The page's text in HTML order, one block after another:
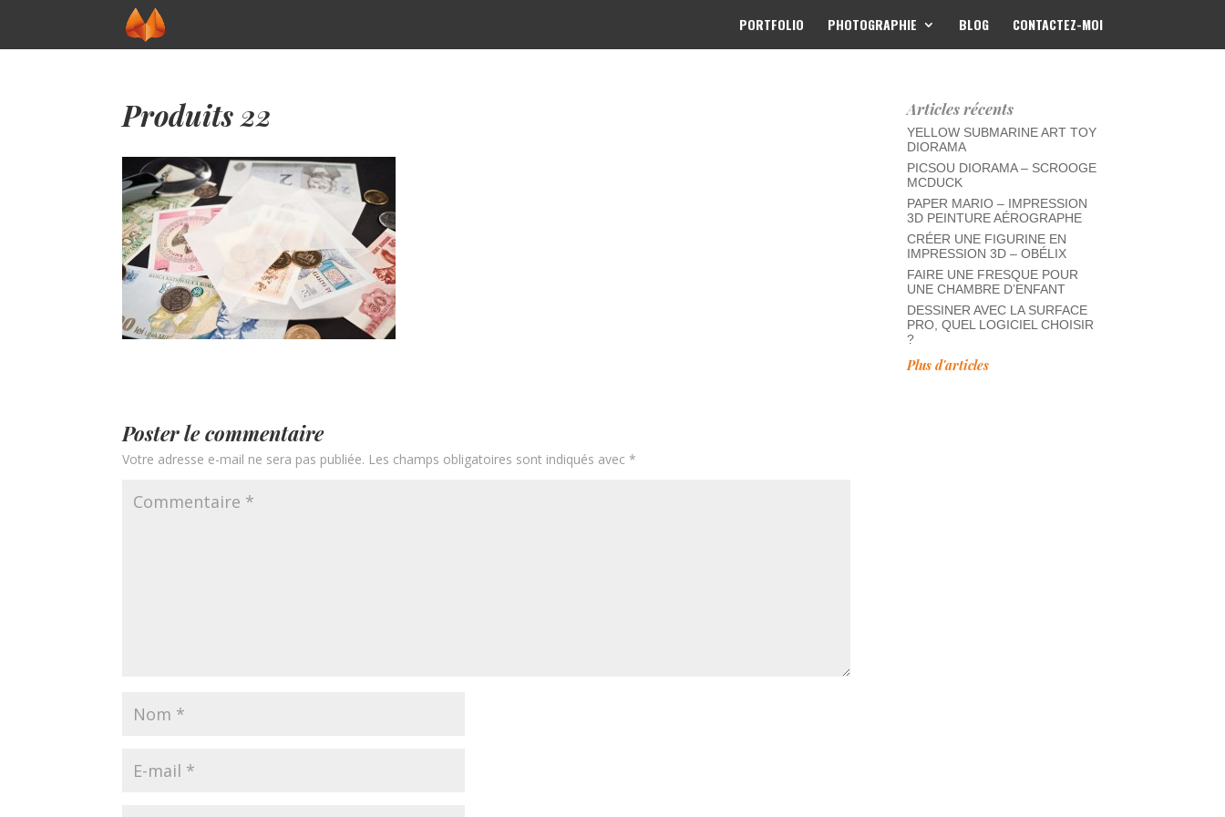
PORTFOLIO PHOTOGRAPHIE BLOG CONTACTEZ-MOI
Produits 22
Poster le commentaire
Votre adresse e-mail ne sera pas publiée. Les champs obligatoires sont indiqués avec*
Articles récents
YELLOW SUBMARINE ART TOY
DIORAMA
PICSOU DIORAMA – SCROOGE
MCDUCK
PAPER MARIO – IMPRESSION
3D PEINTURE AÉROGRAPHE
CRÉER UNE FIGURINE EN
IMPRESSION 3D – OBÉLIX
FAIRE UNE FRESQUE POUR
UNE CHAMBRE D’ENFANT
DESSINER AVEC LA SURFACE
PRO, QUEL LOGICIEL CHOISIR
?
Plus d'articles